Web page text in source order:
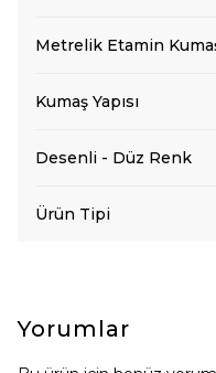
Metrelik Etamin
Kumaş Yapısı
Desenli - Düz Renk
Ürün Tipi
Yorumlar